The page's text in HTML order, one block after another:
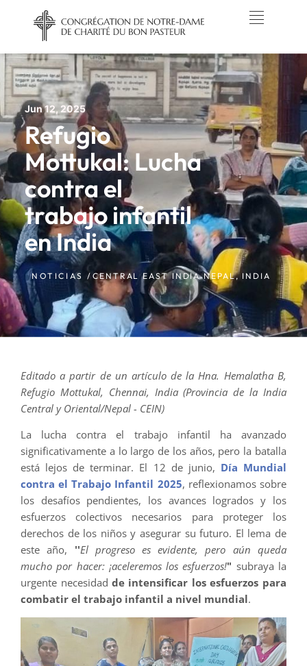
Jun 12, 2025
Refugio
Mottukal: Lucha
contra el
trabajo infantil
en India
NOTICIAS / CENTRAL EAST INDIA NEPAL, INDIA
Editado a partir de un artículo de la Hna. Hemalatha B,
Refugio Mottukal, Chennai, India (Provincia de la India
Central y Oriental/Nepal - CEIN)
La lucha contra el trabajo infantil ha avanzado
significativamente a lo largo de los años, pero la batalla
está lejos de terminar. El 12 de junio, Día Mundial
contra el Trabajo Infantil 2025, reflexionamos sobre
los desafíos pendientes, los avances logrados y los
esfuerzos colectivos necesarios para proteger los
derechos de los niños y asegurar su futuro. El lema de
este año, ''El progreso es evidente, pero aún queda
mucho por hacer: ¡aceleremos los esfuerzos!" subraya la
urgente necesidadde intensificar los esfuerzos para
combatir el trabajo infantil a nivel mundial.